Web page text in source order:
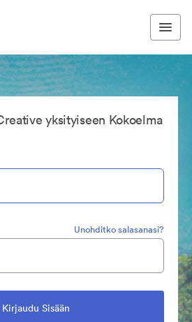
yksityiseen Kokoelma
Unohditko salasanasi?